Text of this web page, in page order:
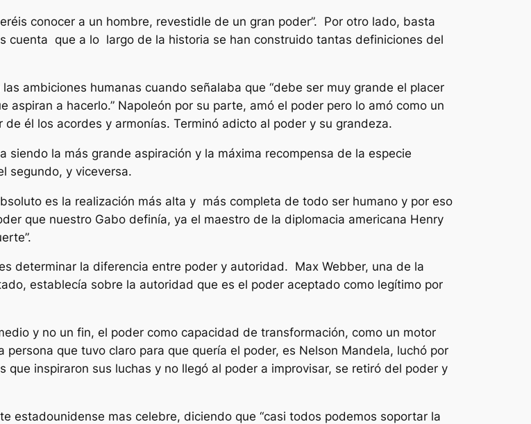
conocer a un hombre, revestidle de un gran poder”. Por otro lado, basta
cuenta que a lo largo de la historia se han construido tantas definiciones del
ambiciones humanas cuando señalaba que “debe ser muy grande el placer
a hacerlo.” Napoleón por su parte, amó el poder pero lo amó como un
él los acordes y armonías. Terminó adicto al poder y su grandeza.
siendo la más grande aspiración y la máxima recompensa de la especie
segundo, y viceversa.
es la realización más alta y más completa de todo ser humano y por eso
que nuestro Gabo definía, ya el maestro de la diplomacia americana Henry
determinar la diferencia entre poder y autoridad. Max Webber, una de la
establecía sobre la autoridad que es el poder aceptado como legítimo por
y no un fin, el poder como capacidad de transformación, como un motor
que tuvo claro para que quería el poder, es Nelson Mandela, luchó por
inspiraron sus luchas y no llegó al poder a improvisar, se retiró del poder y
estadounidense mas celebre, diciendo que “casi todos podemos soportar la